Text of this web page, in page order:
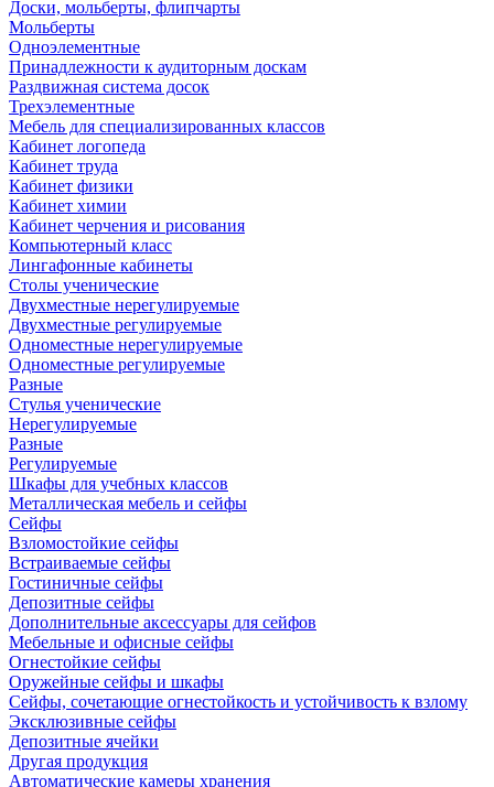
Доски, мольберты, флипчарты
Мольберты
Одноэлементные
Принадлежности к аудиторным доскам
Раздвижная система досок
Трехэлементные
Мебель для специализированных классов
Кабинет логопеда
Кабинет труда
Кабинет физики
Кабинет химии
Кабинет черчения и рисования
Компьютерный класс
Лингафонные кабинеты
Столы ученические
Двухместные нерегулируемые
Двухместные регулируемые
Одноместные нерегулируемые
Одноместные регулируемые
Разные
Стулья ученические
Нерегулируемые
Разные
Регулируемые
Шкафы для учебных классов
Металлическая мебель и сейфы
Сейфы
Взломостойкие сейфы
Встраиваемые сейфы
Гостиничные сейфы
Депозитные сейфы
Дополнительные аксессуары для сейфов
Мебельные и офисные сейфы
Огнестойкие сейфы
Оружейные сейфы и шкафы
Сейфы, сочетающие огнестойкость и устойчивость к взлому
Эксклюзивные сейфы
Депозитные ячейки
Другая продукция
Автоматические камеры хранения